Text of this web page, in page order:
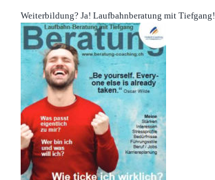
Weiterbildung? Ja! Laufbahnberatung mit Tiefgang!